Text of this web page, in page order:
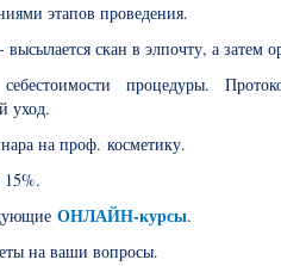
этапов проведения.
скан в элпочту, а затем
процедуры.
уход.
на проф. косметику.
ОНЛАЙН-курсы.
на ваши вопросы.